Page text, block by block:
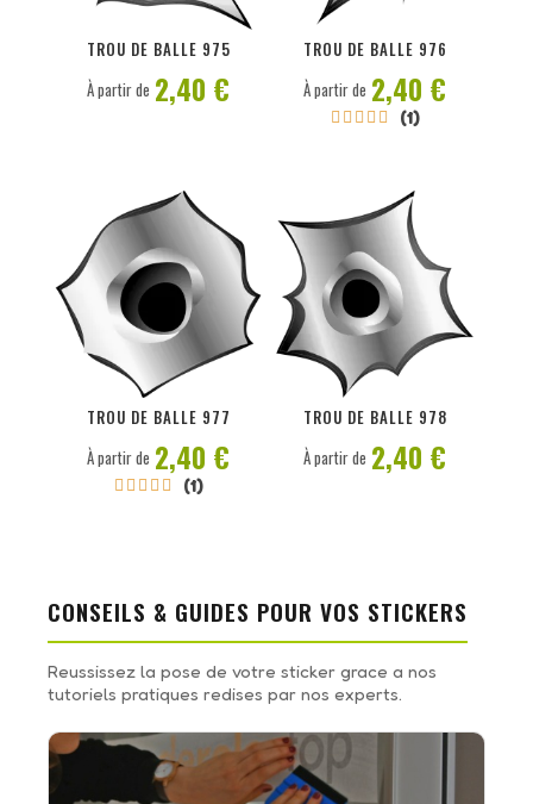
TROU DE BALLE 975
À partir de 2,40 €
TROU DE BALLE 976
     (1)
PERSONNALISER
À partir de 2,40 €
TROU DE BALLE 977
     (1)
PERSONNALISER
À partir de 2,40 €
TROU DE BALLE 978
PERSONNALISER
À partir de 2,40 €
CONSEILS & GUIDES POUR VOS STICKERS
Reussissez la pose de votre sticker grace a nos
tutoriels pratiques redises par nos experts.